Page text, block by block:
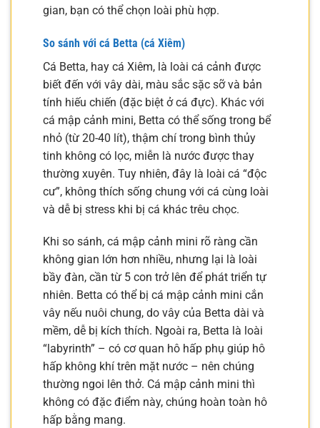
gian, bạn có thể chọn loài phù hợp.
So sánh với cá Betta (cá Xiêm)
Cá Betta, hay cá Xiêm, là loài cá cảnh được
biết đến với vây dài, màu sắc sặc sỡ và bản
tính hiếu chiến (đặc biệt ở cá đực). Khác với
cá mập cảnh mini, Betta có thể sống trong bể
nhỏ (từ 20-40 lít), thậm chí trong bình thủy
tinh không có lọc, miễn là nước được thay
thường xuyên. Tuy nhiên, đây là loài cá “độc
cư”, không thích sống chung với cá cùng loài
và dễ bị stress khi bị cá khác trêu chọc.
Khi so sánh, cá mập cảnh mini rõ ràng cần
không gian lớn hơn nhiều, nhưng lại là loài
bầy đàn, cần từ 5 con trở lên để phát triển tự
nhiên. Betta có thể bị cá mập cảnh mini cắn
vây nếu nuôi chung, do vây của Betta dài và
mềm, dễ bị kích thích. Ngoài ra, Betta là loài
“labyrinth” – có cơ quan hô hấp phụ giúp hô
hấp không khí trên mặt nước – nên chúng
thường ngoi lên thở. Cá mập cảnh mini thì
không có đặc điểm này, chúng hoàn toàn hô
hấp bằng mang.